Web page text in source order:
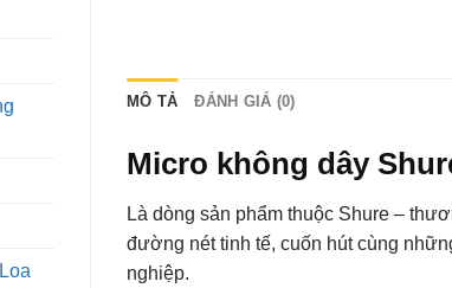
MÔ TẢ ĐÁNH GIÁ (0)
Micro không dây
Là dòng sản phẩm thuộc Shure –
đường nét tinh tế, cuốn hút cùng
nghiệp.